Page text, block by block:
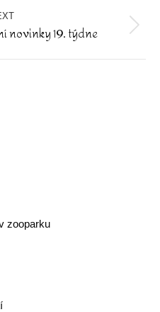
Next
novinky 19. týdne
zooparku